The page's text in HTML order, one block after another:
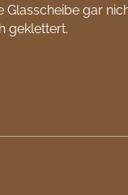
Glasscheibe gar
geklettert.